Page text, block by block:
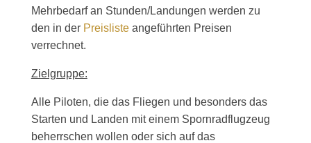
Mehrbedarf an Stunden/Landungen werden zu
den in der Preislisteangeführten Preisen
verrechnet.
Zielgruppe:
Alle Piloten, die das Fliegen und besonders das
Starten und Landen mit einem Spornradflugzeug
beherrschen wollen oder sich auf das